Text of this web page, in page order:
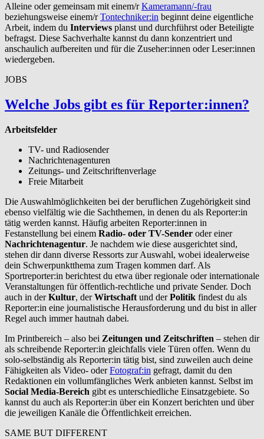
Alleine oder gemeinsam mit einem/rKameramann/-frau
beziehungsweise einem/rTontechniker:in beginnt deine eigentliche
Arbeit, indem du Interviews planst und durchführst oder Beteiligte
befragst. Diese Sachverhalte kannst du dann konzentriert und
anschaulich aufbereiten und für die Zuseher:innen oder Leser:innen
wiedergeben.
JOBS
Welche Jobs gibt es für Reporter:innen?
Arbeitsfelder
TV- und Radiosender
Nachrichtenagenturen
Zeitungs- und Zeitschriftenverlage
Freie Mitarbeit
Die Auswahlmöglichkeiten bei der beruflichen Zugehörigkeit sind
ebenso vielfältig wie die Sachthemen, in denen du als Reporter:in
tätig werden kannst. Häufig arbeiten Reporter:innen in
Festanstellung bei einem Radio- oder TV-Sender oder einer
Nachrichtenagentur. Je nachdem wie diese ausgerichtet sind,
stehen dir dann diverse Ressorts zur Auswahl, wobei idealerweise
dein Schwerpunktthema zum Tragen kommen darf. Als
Sportreporter:in berichtest du etwa über regionale oder internationale
Veranstaltungen für öffentlich-rechtliche und private Sender. Doch
auch in derKultur, derWirtschaft und derPolitik findest du als
Reporter:in eine journalistische Herausforderung und du bist in aller
Regel auch immer hautnah dabei.
Im Printbereich – also bei Zeitungen und Zeitschriften – stehen dir
als schreibende Reporter:in gleichfalls viele Türen offen. Wenn du
solo-selbständig als Reporter:in tätig bist, sind zuweilen auch deine
Fähigkeiten als Video- oderFotograf:in gefragt, damit du den
Redaktionen ein vollumfängliches Werk anbieten kannst. Selbst im
Social Media-Bereich gibt es unterschiedliche Einsatzgebiete. So
kannst du auch als Reporter:in über ein Konzert berichten und über
die jeweiligen Kanäle die Öffentlichkeit erreichen.
SAME BUT DIFFERENT